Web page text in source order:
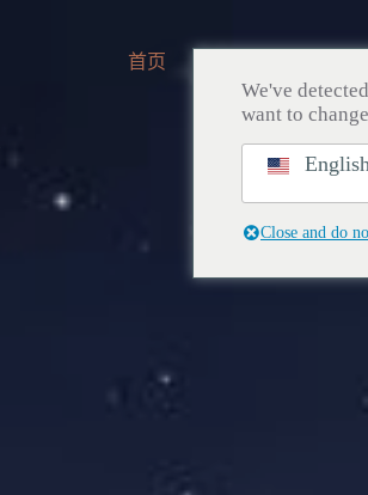
首页
We've
want to
Close and do